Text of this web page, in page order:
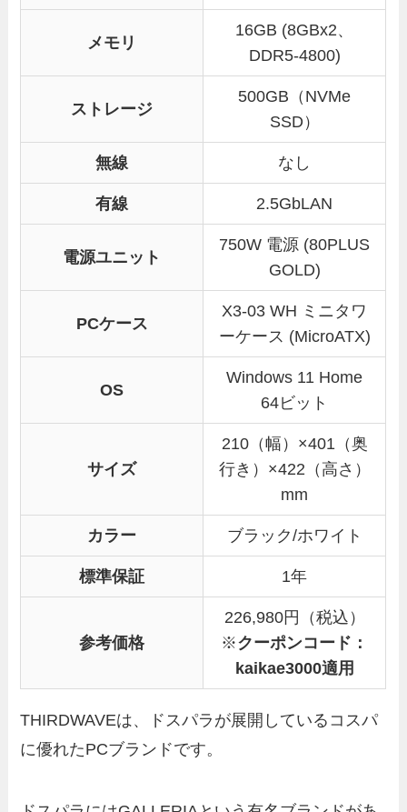
メモリ
16GB (8GBx2、
DDR5-4800)
ストレージ
500GB（NVMe
SSD）
無線 なし
有線 2.5GbLAN
電源ユニット
750W 電源 (80PLUS
GOLD)
PCケース
X3-03 WH ミニタワ
ーケース (MicroATX)
OS
Windows 11 Home
64ビット
サイズ
210（幅）×401（奥
行き）×422（高さ）
mm
カラー ブラック/ホワイト
標準保証 1年
参考価格
226,980円（税込）
※クーポンコード：
kaikae3000適用
THIRDWAVEは、ドスパラが展開しているコスパ
に優れたPCブランドです。